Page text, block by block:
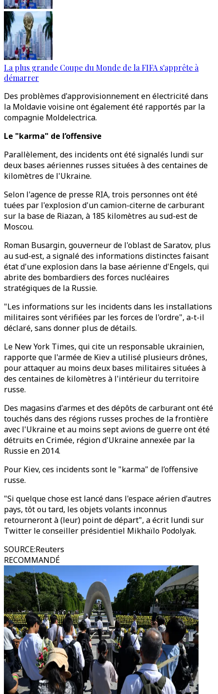
La plus grande Coupe du Monde de la FIFA s'apprête à
démarrer
Des problèmes d'approvisionnement en électricité dans
la Moldavie voisine ont également été rapportés par la
compagnie Moldelectrica.
Le "karma" de l’offensive
Parallèlement, des incidents ont été signalés lundi sur
deux bases aériennes russes situées à des centaines de
kilomètres de l'Ukraine.
Selon l'agence de presse RIA, trois personnes ont été
tuées par l'explosion d'un camion-citerne de carburant
sur la base de Riazan, à 185 kilomètres au sud-est de
Moscou.
Roman Busargin, gouverneur de l'oblast de Saratov, plus
au sud-est, a signalé des informations distinctes faisant
état d'une explosion dans la base aérienne d'Engels, qui
abrite des bombardiers des forces nucléaires
stratégiques de la Russie.
"Les informations sur les incidents dans les installations
militaires sont vérifiées par les forces de l'ordre", a-t-il
déclaré, sans donner plus de détails.
Le New York Times, qui cite un responsable ukrainien,
rapporte que l'armée de Kiev a utilisé plusieurs drônes,
pour attaquer au moins deux bases militaires situées à
des centaines de kilomètres à l'intérieur du territoire
russe.
Des magasins d'armes et des dépôts de carburant ont été
touchés dans des régions russes proches de la frontière
avec l'Ukraine et au moins sept avions de guerre ont été
détruits en Crimée, région d'Ukraine annexée par la
Russie en 2014.
Pour Kiev, ces incidents sont le "karma" de l’offensive
russe.
"Si quelque chose est lancé dans l'espace aérien d'autres
pays, tôt ou tard, les objets volants inconnus
retourneront à (leur) point de départ", a écrit lundi sur
Twitter le conseiller présidentiel Mikhaïlo Podolyak.
SOURCE:Reuters
RECOMMANDÉ